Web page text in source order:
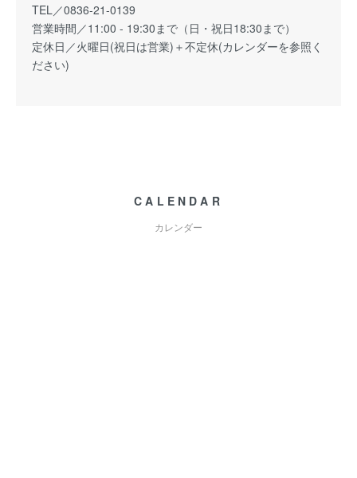
TEL／0836-21-0139
営業時間／11:00 - 19:30まで（日・祝日18:30まで）
定休日／火曜日(祝日は営業)＋不定休(カレンダーを参照く
ださい)
CALENDAR
カレンダー